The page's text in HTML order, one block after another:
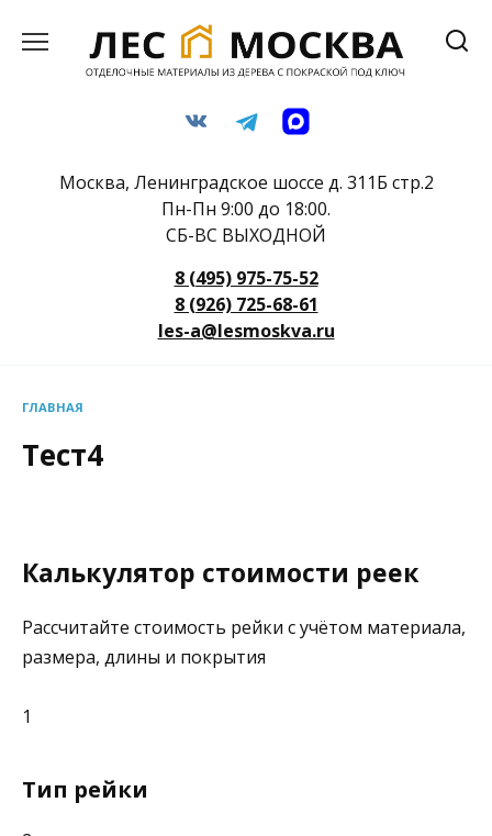
содержанию
Москва, Ленинградское шоссе д. 311Б стр.2
Пн-Пн 9:00 до 18:00.
СБ-ВС ВЫХОДНОЙ
8 (495) 975-75-52
8 (926) 725-68-61
les-a@lesmoskva.ru
ГЛАВНАЯ
Тест4
Калькулятор стоимости реек
Рассчитайте стоимость рейки с учётом материала,
размера, длины и покрытия
1
Тип рейки